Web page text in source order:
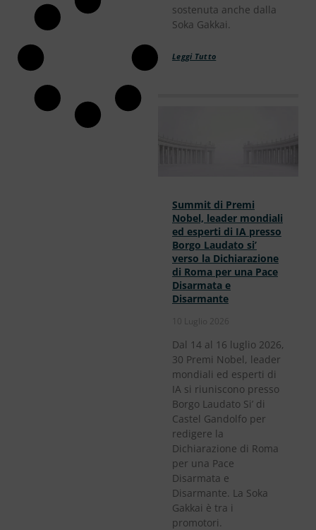
sostenuta anche dalla
Soka Gakkai.
Leggi Tutto
Summit di Premi
Nobel, leader mondiali
ed esperti di IA presso
Borgo Laudato si’
verso la Dichiarazione
di Roma per una Pace
Disarmata e
Disarmante
10 Luglio 2026
Dal 14 al 16 luglio 2026,
30 Premi Nobel, leader
mondiali ed esperti di
IA si riuniscono presso
Borgo Laudato Si’ di
Castel Gandolfo per
redigere la
Dichiarazione di Roma
per una Pace
Disarmata e
Disarmante. La Soka
Gakkai è tra i
promotori.